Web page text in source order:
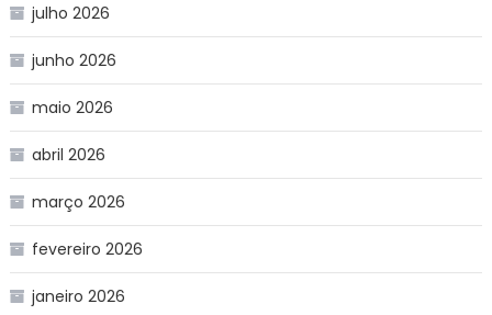
julho 2026
junho 2026
maio 2026
abril 2026
março 2026
fevereiro 2026
janeiro 2026